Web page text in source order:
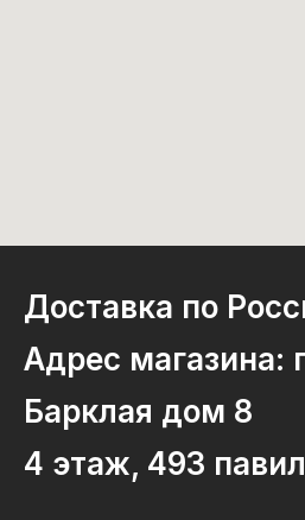
Доставка по
Адрес магазина:
Барклая дом 8
4 этаж, 493